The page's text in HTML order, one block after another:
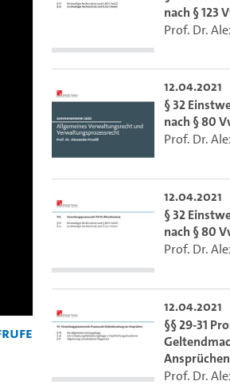
nach § 123
Prof. Dr.
12.04.2021
§ 32
nach § 80
Prof. Dr.
12.04.2021
§ 32
nach § 80
Prof. Dr.
12.04.2021
§§ 29-31
Ansprüchen
Prof. Dr.